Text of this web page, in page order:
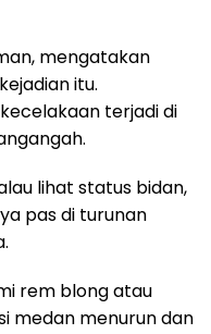
mengatakan
itu.
terjadi di
lihat status bidan,
pas di turunan
rem blong atau
medan menurun dan